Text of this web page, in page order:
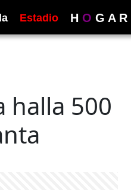
Estadio H O G A R
halla 500